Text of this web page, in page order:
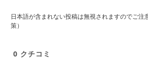
日本語が含まれない投稿は無視されますのでご注
策）
0 クチコミ